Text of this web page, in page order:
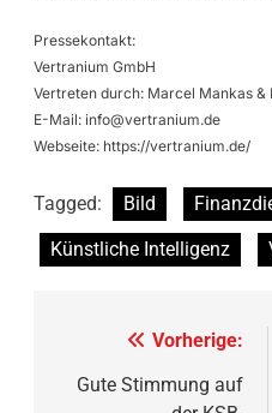
Pressekontakt:
Vertranium GmbH
Vertreten durch: Marcel Mankas &
E-Mail: info@vertranium.de
Webseite: https://vertranium.de/
Tagged: Bild
Künstliche Intelligenz
Vorherige:
Gute Stimmung auf